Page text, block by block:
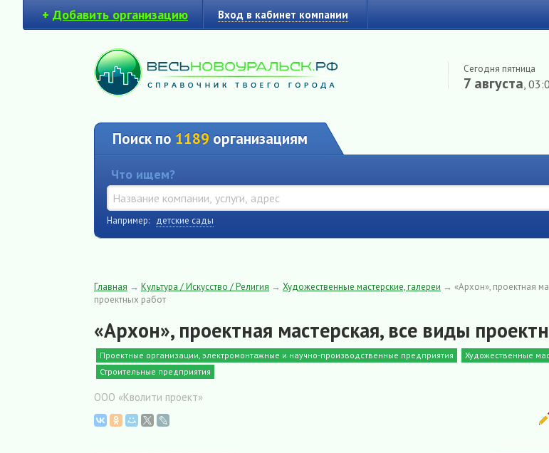
+ Добавить организацию Вход в кабинет компании
Сегодня пятница
7 августа,
Поиск по 1189 организациям
Что ищем?
Например: детские сады
Главная → Культура / Искусство / Религия → Художественные мастерские, галереи → «Архон», проектная
проектных работ
«Архон», проектная мастерская, все виды
Проектные организации, электромонтажные и научно-производственные предприятия
Художественные
Строительные предприятия
ООО «Кволити проект»